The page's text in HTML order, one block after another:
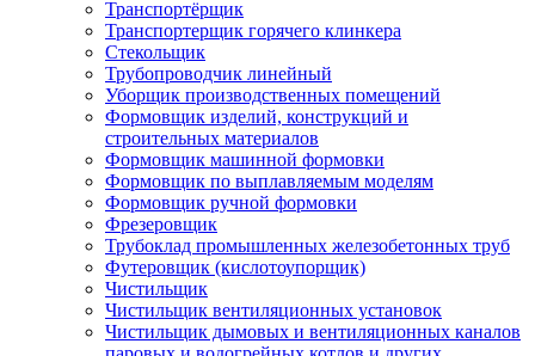
Транспортёрщик
Транспортерщик горячего клинкера
Стекольщик
Трубопроводчик линейный
Уборщик производственных помещений
Формовщик изделий, конструкций и
строительных материалов
Формовщик машинной формовки
Формовщик по выплавляемым моделям
Формовщик ручной формовки
Фрезеровщик
Трубоклад промышленных железобетонных труб
Футеровщик (кислотоупорщик)
Чистильщик
Чистильщик вентиляционных установок
Чистильщик дымовых и вентиляционных каналов